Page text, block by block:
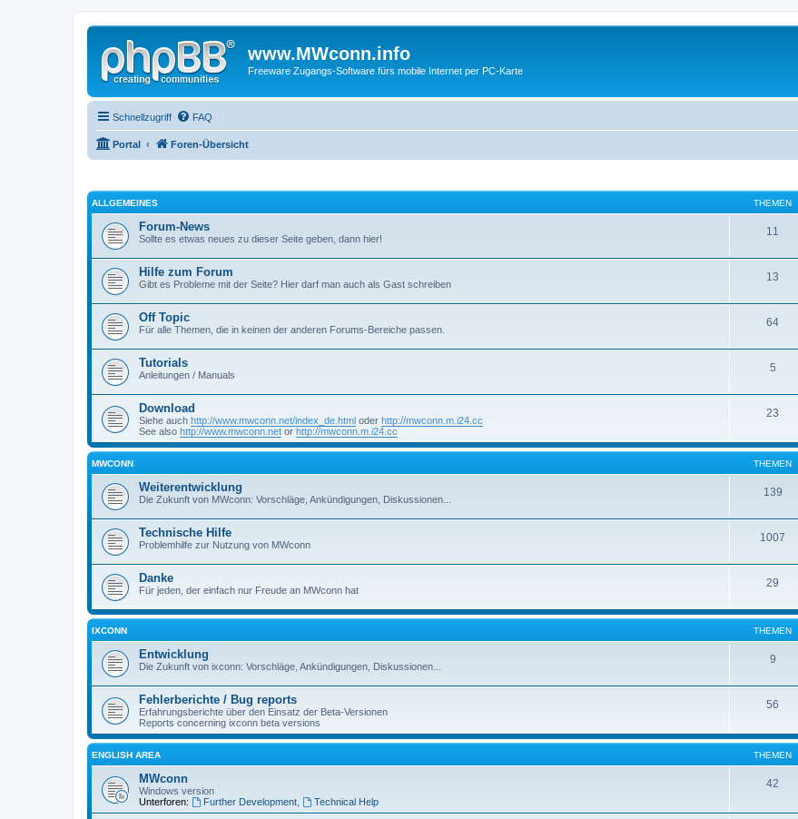
www.MWconn.info
Freeware Zugangs-Software fürs mobile Internet per PC-Karte
Schnellzugriff FAQ
Portal Foren-Übersicht
ALLGEMEINES THEMEN
Forum-News
Sollte es etwas neues zu dieser Seite geben, dann hier!
11
Hilfe zum Forum
Gibt es Probleme mit der Seite? Hier darf man auch als Gast schreiben
13
Off Topic
Für alle Themen, die in keinen der anderen Forums-Bereiche passen.
64
Tutorials
Anleitungen / Manuals
5
Download
Siehe auch http://www.mwconn.net/index_de.html oder http://mwconn.m.i24.cc
See also http://www.mwconn.net or http://mwconn.m.i24.cc
23
MWCONN THEMEN
Weiterentwicklung
Die Zukunft von MWconn: Vorschläge, Ankündigungen, Diskussionen...
139
Technische Hilfe
Problemhilfe zur Nutzung von MWconn
1007
Danke
Für jeden, der einfach nur Freude an MWconn hat
29
IXCONN THEMEN
Entwicklung
Die Zukunft von ixconn: Vorschläge, Ankündigungen, Diskussionen...
9
Fehlerberichte / Bug reports
Erfahrungsberichte über den Einsatz der Beta-Versionen
Reports concerning ixconn beta versions
56
ENGLISH AREA THEMEN
MWconn
Windows version
Unterforen:
Further Development, Technical Help
42